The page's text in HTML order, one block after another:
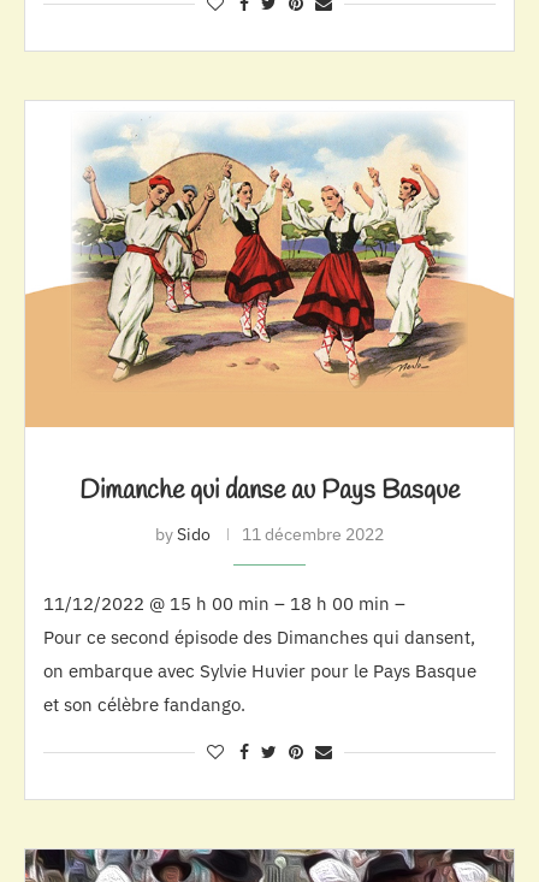
Dimanche qui danse au Pays Basque
bySido 11 décembre 2022
11/12/2022 @ 15 h 00 min – 18 h 00 min –
Pour ce second épisode des Dimanches qui dansent,
on embarque avec Sylvie Huvier pour le Pays Basque
et son célèbre fandango.